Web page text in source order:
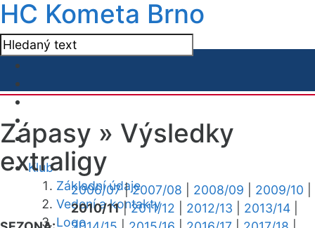
HC Kometa Brno
Klub
Základní údaje
Vedení a kontakty
Logo
Zápasy » Výsledky
extraligy
2006/07|2007/08 2008/09 2009/10
2010/11|2011/12 2012/13 2013/14